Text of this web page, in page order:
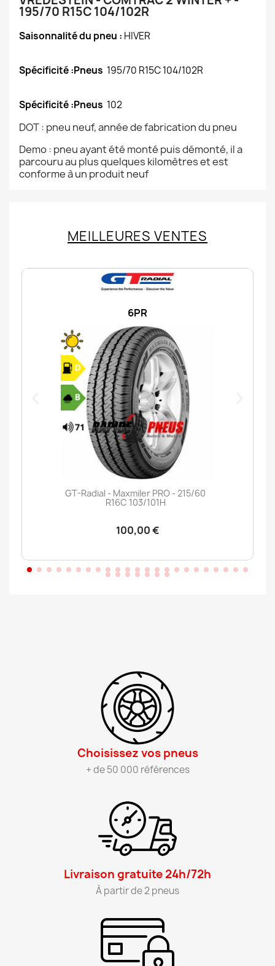
195/70 R15C 104/102R
Saisonnalité du pneu : HIVER
Spécificité :Pneus 195/70 R15C 104/102R
Spécificité :Pneus 102
DOT : pneu neuf, année de fabrication du pneu
Demo : pneu ayant été monté puis démonté, il a
parcouru au plus quelques kilomètres et est
conforme à un produit neuf
MEILLEURES VENTES
6PR
GT-Radial - Maxmiler PRO - 215/60
R16C 103/101H
100,00 €
Choisissez vos pneus​
+ de 50 000 références
Livraison gratuite 24h/72h​
À partir de 2 pneus​